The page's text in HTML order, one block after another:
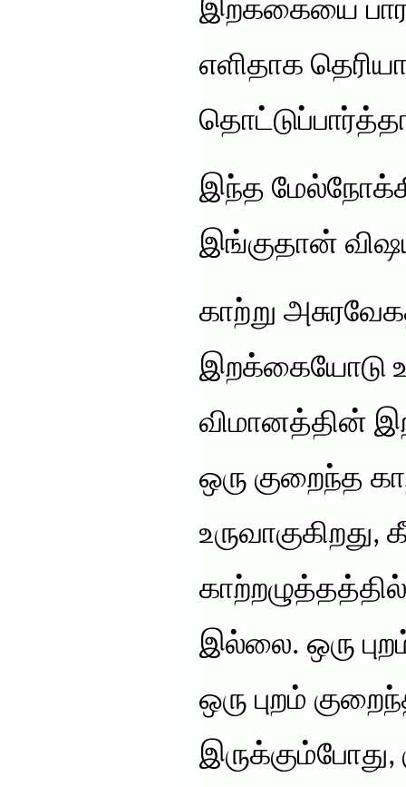
இறக்கையை
எளிதாக
இந்த
இங்குதான்
காற்று
இறக்கையோடு
விமானத்தின்
ஒரு குறைந்த
உருவாகுகிறது,
இல்லை. ஒரு
ஒரு புறம்